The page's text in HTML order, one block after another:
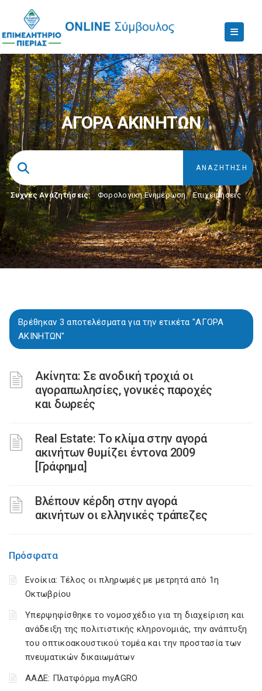
ΑΓΟΡΑ ΑΚΙΝΗΤΩΝ
Συχνές Αναζητήσεις: Φορολογικη Ενημέρωση, Επιχειρήσεις
Βρέθηκαν 3 αποτελέσματα για την ετικέτα "ΑΓΟΡΑ
ΑΚΙΝΗΤΩΝ"
Ακίνητα: Σε ανοδική τροχιά οι
αγοραπωλησίες, γονικές παροχές
και δωρεές
Real Estate: Το κλίμα στην αγορά
ακινήτων θυμίζει έντονα 2009
[Γράφημα]
Βλέπουν κέρδη στην αγορά
ακινήτων οι ελληνικές τράπεζες
Πρόσφατα
Ενοίκια: Τέλος οι πληρωμές με μετρητά από 1η
Οκτωβρίου
Υπερψηφίσθηκε το νομοσχέδιο για τη διαχείριση και
ανάδειξη της πολιτιστικής κληρονομιάς, την ανάπτυξη
του οπτικοακουστικού τομέα και την προστασία των
πνευματικών δικαιωμάτων
ΑΑΔΕ: Πλατφόρμα myAGRO